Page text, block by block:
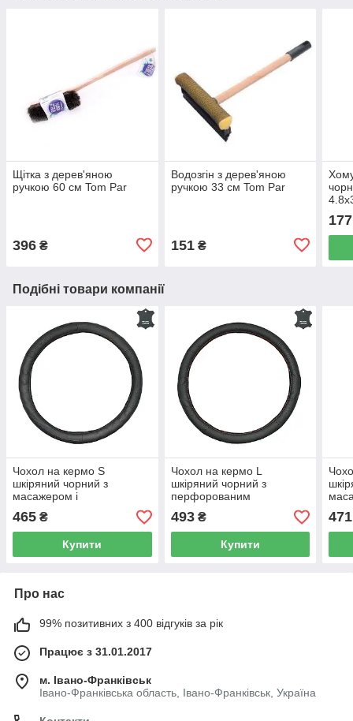
Щітка з дерев'яною
ручкою 60 см Tom Par
396 ₴
Водозгін з дерев'яною
ручкою 33 см Tom Par
151₴
177
Подібні товари компанії
Чохол на кермо S
шкіряний чорний з
масажером і
перфорованими
вставками Elegant Plus EL
105615
465 ₴
Купити
Чохол на кермо L
шкіряний чорний з
перфорованим
масажером і червоною
ниткою Elegant Plus EL
105647
493₴
Купити
471
Про нас
99% позитивних з 400 відгуків за рік
Працює з 31.01.2017
м. Івано-Франківськ
Івано-Франківська область, Івано-Франківськ, Україна